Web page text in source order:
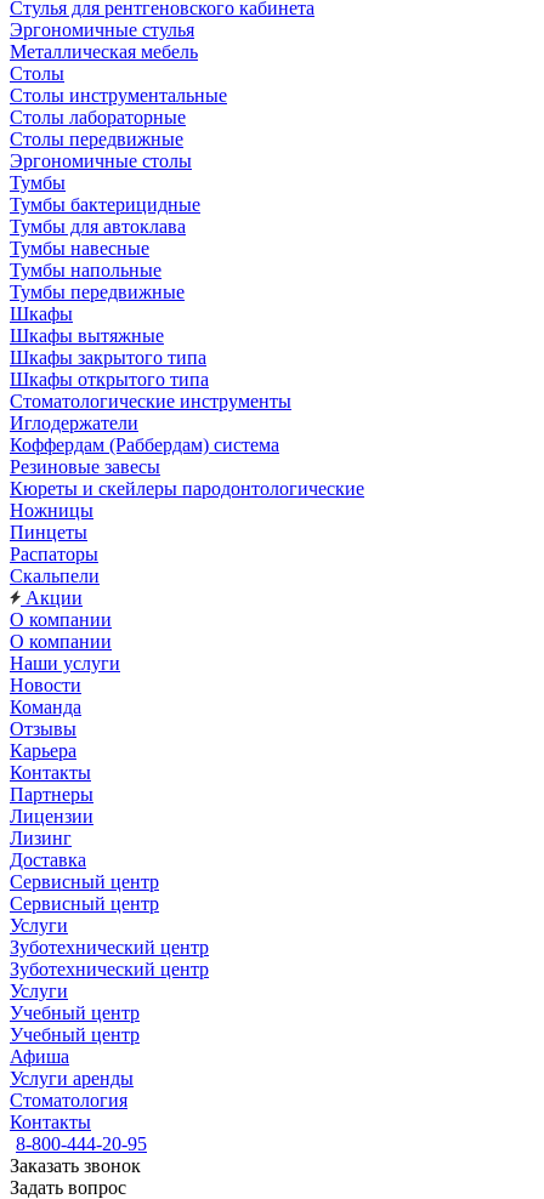
Стулья для рентгеновского кабинета
Эргономичные стулья
Металлическая мебель
Столы
Столы инструментальные
Столы лабораторные
Столы передвижные
Эргономичные столы
Тумбы
Тумбы бактерицидные
Тумбы для автоклава
Тумбы навесные
Тумбы напольные
Тумбы передвижные
Шкафы
Шкафы вытяжные
Шкафы закрытого типа
Шкафы открытого типа
Стоматологические инструменты
Иглодержатели
Коффердам (Раббердам) система
Резиновые завесы
Кюреты и скейлеры пародонтологические
Ножницы
Пинцеты
Распаторы
Скальпели
Акции
О компании
О компании
Наши услуги
Новости
Команда
Отзывы
Карьера
Контакты
Партнеры
Лицензии
Лизинг
Доставка
Сервисный центр
Сервисный центр
Услуги
Зуботехнический центр
Зуботехнический центр
Услуги
Учебный центр
Учебный центр
Афиша
Услуги аренды
Стоматология
Контакты
8-800-444-20-95
Заказать звонок
Задать вопрос